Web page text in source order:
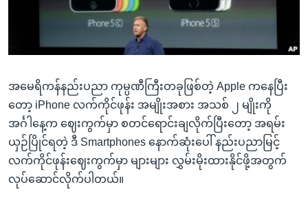
သို့
ကျော်
ကြည့်
ရန်
ရှာဖွေ
ရန်
ရုပ်ရှင်ထဲက အင်္ဂလိပ်စာ
ရေဒီယို/တီဗွီအစီအစဉ်
Learning English
ဗွီအိုအေ လူမှုကွန်ယက်များ
ဘာသာစကားများ
အမေရိကန်နည်းပညာ ကုမ္ပဏီကြီးတခုဖြစ်တဲ့ Apple ကနေပြီး
တော့ iPhone လက်ကိုင်ဖုန်း အမျိုးအစား အသစ် ၂ မျိုးကို
အင်္ဂါနေ့က ဈေးကွက်မှာ စတင်ရောင်းချလိုက်ပြီးတော့ အရမ်း
ယှဉ်ပြိုင်ရတဲ့ ဒီ Smartphones နောက်ဆုံးပေါ် နည်းပညာမြင့်
လက်ကိုင်ဖုန်းဈေးကွက်မှာ များများ လွှမ်းမိုးထားနိုင်ဖို့အတွက်
လုပ်ဆောင်လိုက်ပါတယ်။